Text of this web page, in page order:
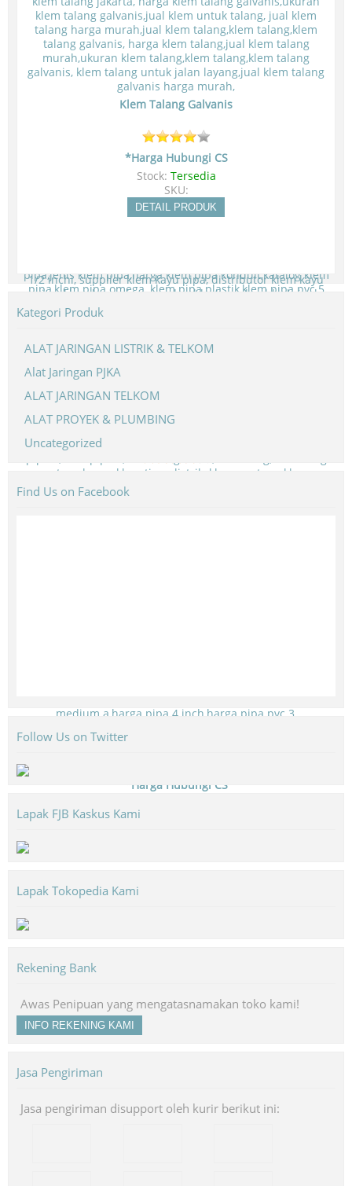
Jual Wooden Block Bulat
JUAL KLEM ORNAMEN - KLEM TIANG PJU
*Harga Hubungi CS
Klem Talang Galvanis
*Harga Hubungi CS
Stock: Tersedia
SKU:
DETAIL PRODUK
Kategori Produk
ALAT JARINGAN LISTRIK & TELKOM
Alat Jaringan PJKA
ALAT JARINGAN TELKOM
ALAT PROYEK & PLUMBING
Uncategorized
Find Us on Facebook
Follow Us on Twitter
Lapak FJB Kaskus Kami
Lapak Tokopedia Kami
Rekening Bank
Awas Penipuan yang mengatasnamakan toko kami!
INFO REKENING KAMI
Jasa Pengiriman
Jasa pengiriman disupport oleh kurir berikut ini: